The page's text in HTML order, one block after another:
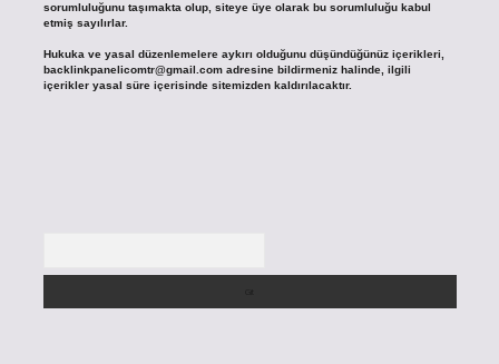
sorumluluğunu taşımakta olup, siteye üye olarak bu sorumluluğu kabul
etmiş sayılırlar.
Hukuka ve yasal düzenlemelere aykırı olduğunu düşündüğünüz içerikleri,
backlinkpanelicomtr@gmail.comadresine bildirmeniz halinde, ilgili
içerikler yasal süre içerisinde sitemizden kaldırılacaktır.